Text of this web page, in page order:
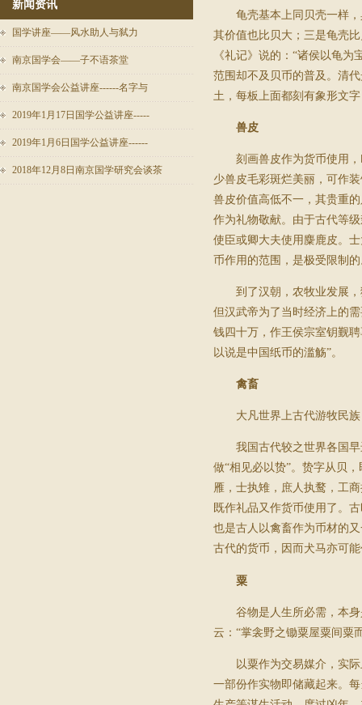
新闻资讯
国学讲座——风水助人与弑力
南京国学会——子不语茶堂
南京国学会公益讲座------名字与
2019年1月17日国学公益讲座-----
2019年1月6日国学公益讲座------
2018年12月8日南京国学研究会谈茶
龟壳基本上同贝壳一样
其价值也比贝大；三是龟壳
《礼记》说的：“诸侯以龟
范围却不及贝币的普及。清
土，每板上面都刻有象形文
兽皮
刻画兽皮作为货币使用
少兽皮毛彩斑烂美丽，可作
兽皮价值高低不一，其贵重
作为礼物敬献。由于古代等
使臣或卿大夫使用麋鹿皮。
币作用的范围，是极受限制
到了汉朝，农牧业发展
但汉武帝为了当时经济上的
钱四十万，作王侯宗室钥觐
以说是中国纸币的滥觞”。
禽畜
大凡世界上古代游牧民
我国古代较之世界各国
做“相见必以贽”。贽字从贝
雁，士执雉，庶人执鹜，工
既作礼品又作货币使用了。
也是古人以禽畜作为币材的
古代的货币，因而犬马亦可
粟
谷物是人生所必需，本
云：“掌衾野之锄粟屋粟间粟
以粟作为交易媒介，实
一部份作实物即储藏起来。